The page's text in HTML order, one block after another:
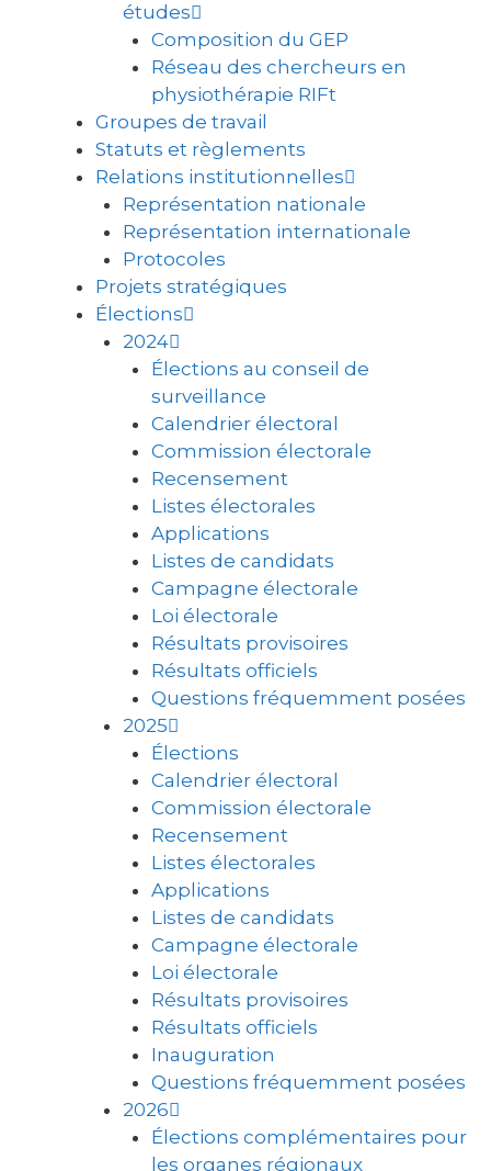
études
Composition du GEP
Réseau des chercheurs en
physiothérapie RIFt
Groupes de travail
Statuts et règlements
Relations institutionnelles
Représentation nationale
Représentation internationale
Protocoles
Projets stratégiques
Élections
2024
Élections au conseil de
surveillance
Calendrier électoral
Commission électorale
Recensement
Listes électorales
Applications
Listes de candidats
Campagne électorale
Loi électorale
Résultats provisoires
Résultats officiels
Questions fréquemment posées
2025
Élections
Calendrier électoral
Commission électorale
Recensement
Listes électorales
Applications
Listes de candidats
Campagne électorale
Loi électorale
Résultats provisoires
Résultats officiels
Inauguration
Questions fréquemment posées
2026
Élections complémentaires pour
les organes régionaux